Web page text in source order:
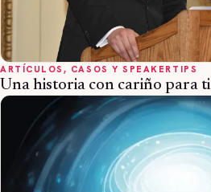
ARTÍCULOS, CASOS Y SPEAKERTIPS
Una historia con cariño para ti